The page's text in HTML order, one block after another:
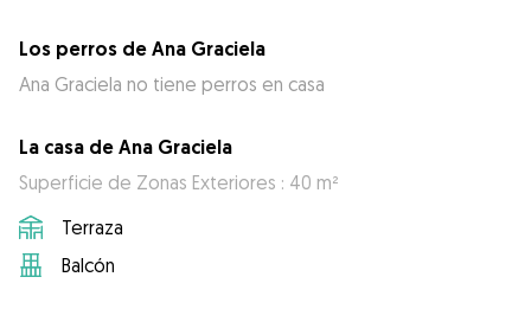
Los perros de Ana Graciela
Ana Graciela no tiene perros en casa
La casa de Ana Graciela
Superficie de Zonas Exteriores : 40 m²
Terraza
Balcón